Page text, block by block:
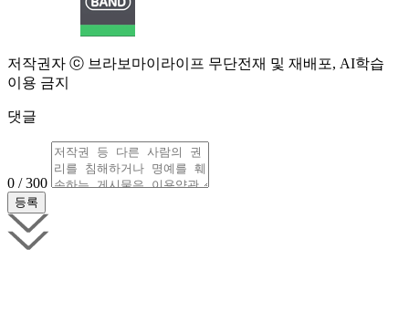
저작권자 ⓒ 브라보마이라이프 무단전재 및 재배포, AI학습
이용 금지
댓글
0 / 300